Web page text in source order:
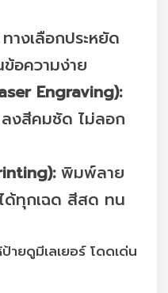
างเลือกประหยัด
อความง่าย
Engraving):
งสีคมชัด ไม่ลอก
พิมพ์ลาย
ด้ทุกเฉด สีสด ทน
ายดูมีเลเยอร์ โดดเด่น